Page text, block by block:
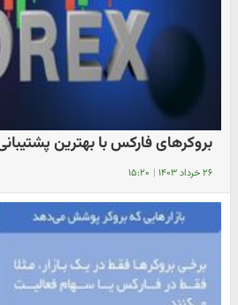
بروکرهای فارکس با بهترین
۲۶ خرداد ۱۴۰۳ | ۱۵:۲۰